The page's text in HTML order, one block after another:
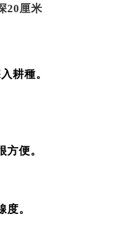
20厘米工作表現
耕種。
便。
。